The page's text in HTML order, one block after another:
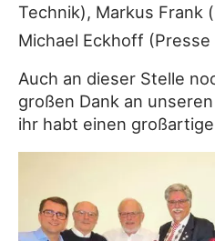
Technik), Markus Frank (
Michael Eckhoff
Auch an dieser Stelle
großen Dank an
ihr habt einen